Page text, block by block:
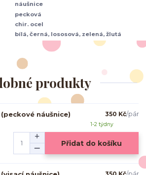
náušnice
pecková
chir. ocel
bílá, černá, lososová, zelená, žlutá
produkty
náušnice) 350 Kč/pár
1-2 týdny
Přidat do košíku